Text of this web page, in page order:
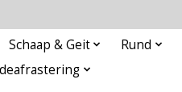
Schaap & Geit Rund